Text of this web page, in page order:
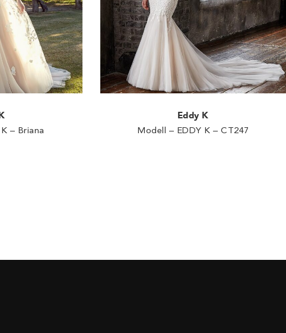
– Briana
Eddy K
Modell – EDDY K – CT247